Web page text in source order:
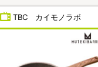
TBC カイモノラボ